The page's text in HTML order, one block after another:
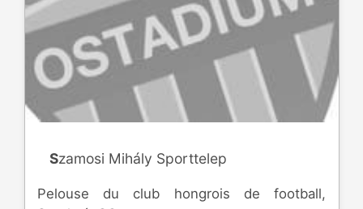
Szamosi Mihály Sporttelep
Pelouse du club hongrois de football,